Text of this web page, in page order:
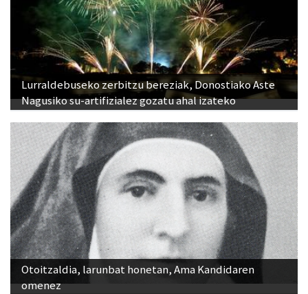
Lurraldebuseko zerbitzu bereziak, Donostiako Aste
Nagusiko su-artifizialez gozatu ahal izateko
Otoitzaldia, larunbat honetan, Ama Kandidaren
omenez